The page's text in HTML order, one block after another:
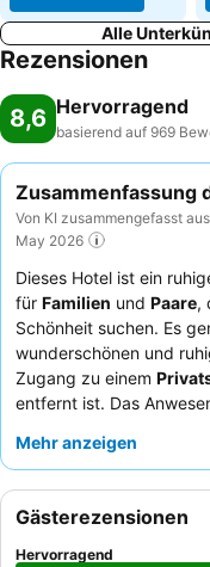
Alle
Rezensionen
8,6 Hervorragend
basierend auf 969
Zusammenfassung
Von KI zusammengefasst
May 2026
Dieses Hotel ist ein
für Familien und Paare,
Schönheit suchen. Es
wunderschönen und
Zugang zu einem
entfernt ist. Das
einschließlich eines gut
ausgezeichnete
reichhaltige
das beste Erlebnis
Mehr anzeigen
Gästerezensionen
Hervorragend